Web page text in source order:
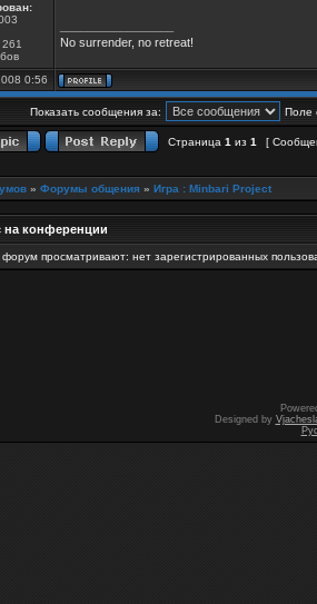
261
No surrender, no retreat!
0:56
Показать сообщения за: Поле
Страница 1 из 1 [
» Форумы общения » Игра : Minbari Project
на конференции
форум просматривают: нет зарегистрированных
Designed by